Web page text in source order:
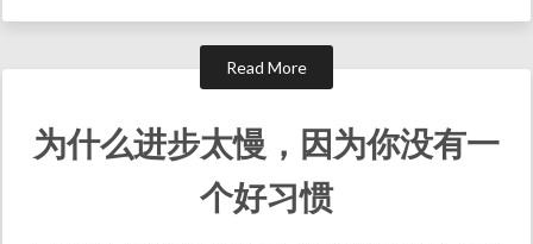
Read More
为什么进步太慢，因为你没有一
个好习惯